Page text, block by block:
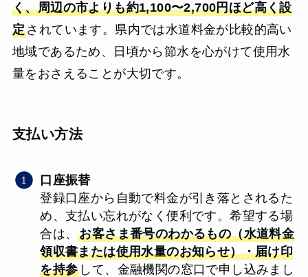
く、周辺の市よりも約1,100〜2,700円ほど高く設
定されています。県内では水道料金が比較的高い
地域であるため、日頃から節水を心がけて使用水
量をおさえることが大切です。
支払い方法
口座振替
登録口座から自動で料金が引き落とされるた
め、支払い忘れがなく便利です。希望する場
合は、お客さま番号のわかるもの（水道料金
領収書または使用水量のお知らせ）・届け印
を持参 して、金融機関の窓口で申し込みまし